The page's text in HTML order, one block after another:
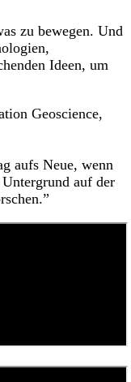
zu bewegen. Und
Ideen, um
Geoscience,
aufs Neue, wenn
auf der